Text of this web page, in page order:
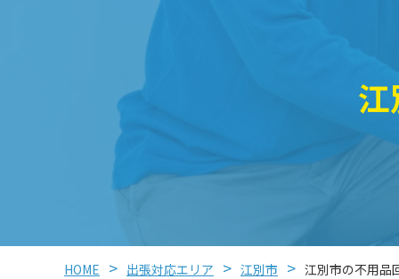
HOME 出張対応エリア 江別市 江別市の不用品